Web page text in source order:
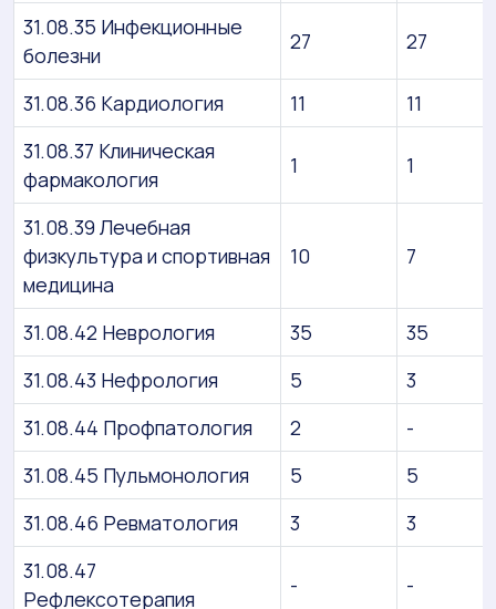
31.08.35 Инфекционные
болезни
27 27
31.08.36 Кардиология 11
11
31.08.37 Клиническая
фармакология
1 1
31.08.39 Лечебная
физкультура и спортивная
медицина
10 7
31.08.42 Неврология 35
35
31.08.43 Нефрология
5
3
31.08.44 Профпатология
2
-
31.08.45 Пульмонология
5
5
31.08.46 Ревматология
3
3
31.08.47
Рефлексотерапия
- -